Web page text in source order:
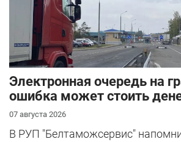
Электронная очередь на
ошибка может стоить
07 августа 2026
В РУП "Белтаможсервис"